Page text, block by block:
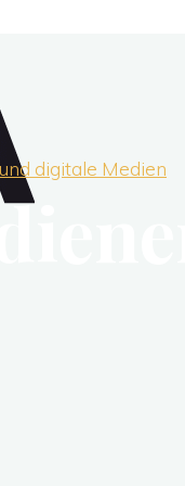
digitale Medien